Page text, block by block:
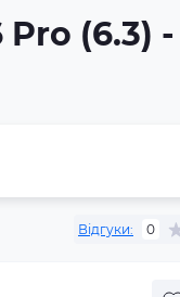
(6.3) -
Відгуки: 0